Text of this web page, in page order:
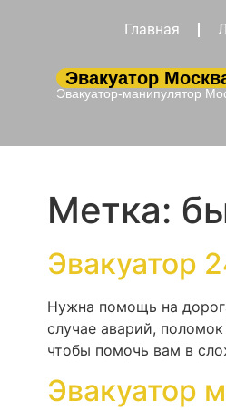
Главная
Эвакуатор
Эвакуатор-манипулятор
Метка:
Эвакуатор
Нужна помощь на
случае аварий,
чтобы помочь вам в
Эвакуатор